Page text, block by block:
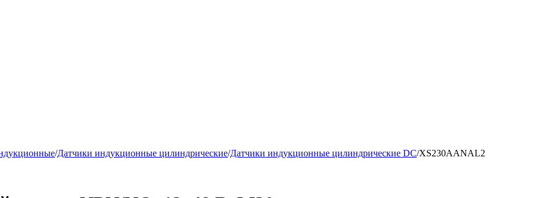
/Датчики индукционные цилиндрические/Датчики индукционные цилиндрические DC/XS230AANAL2